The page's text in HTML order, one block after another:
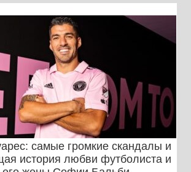
самые громкие скандалы и
история любви футболиста и